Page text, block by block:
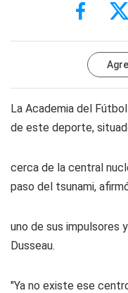
La Academia del
de este deporte,
cerca de la central
paso del tsunami,
uno de sus impulsores
Dusseau.
"Ya no existe ese